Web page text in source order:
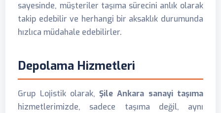
sayesinde, müşteriler taşıma sürecini anlık olarak
takip edebilir ve herhangi bir aksaklık durumunda
hızlıca müdahale edebilirler.
Depolama Hizmetleri
Grup Lojistik olarak, Şile Ankara sanayi taşıma
hizmetlerimizde, sadece taşıma değil, aynı